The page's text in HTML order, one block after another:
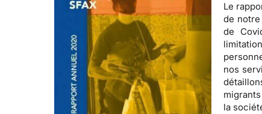
Le
de notre
de
nos
la